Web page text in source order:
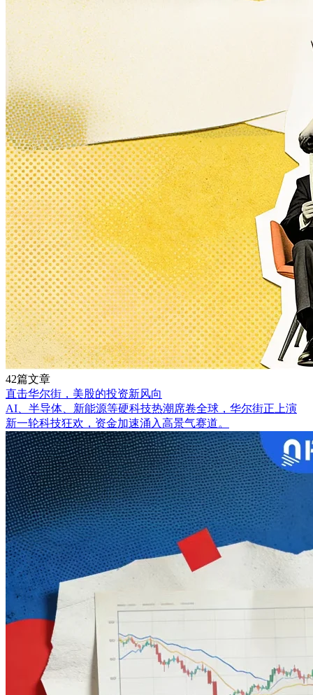
42篇文章
直击华尔街，美股的投资新风向
AI、半导体、新能源等硬科技热潮席卷全球，华尔街正上演
新一轮科技狂欢，资金加速涌入高景气赛道。